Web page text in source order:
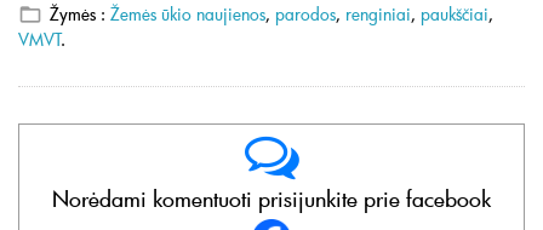
Žymės : Žemės ūkio naujienos, parodos, renginiai, paukščiai,
VMVT.
Norėdami komentuoti prisijunkite prie facebook